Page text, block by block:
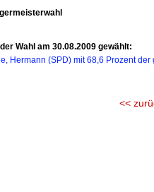
Wahl am 30.08.2009 gewählt:
Hermann (SPD) mit 68,6 Prozent
<<